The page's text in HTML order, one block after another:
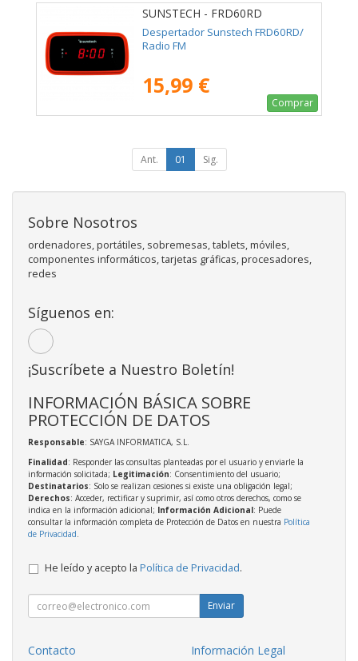
SUNSTECH - FRD60RD
Despertador Sunstech FRD60RD/
Radio FM
15,99 €
Comprar
Ant. 01 Sig.
Sobre Nosotros
ordenadores, portátiles, sobremesas, tablets, móviles,
componentes informáticos, tarjetas gráficas, procesadores,
redes
Síguenos en:
¡Suscríbete a Nuestro Boletín!
INFORMACIÓN BÁSICA SOBRE
PROTECCIÓN DE DATOS
Responsable: SAYGA INFORMATICA, S.L.
Finalidad: Responder las consultas planteadas por el usuario y enviarle la
información solicitada; Legitimación: Consentimiento del usuario;
Destinatarios: Solo se realizan cesiones si existe una obligación legal;
Derechos: Acceder, rectificar y suprimir, así como otros derechos, como se
indica en la información adicional; Información Adicional: Puede
consultar la información completa de Protección de Datos en nuestra Política
de Privacidad.
He leído y acepto la Política de Privacidad.
Enviar
Contacto
Información Legal